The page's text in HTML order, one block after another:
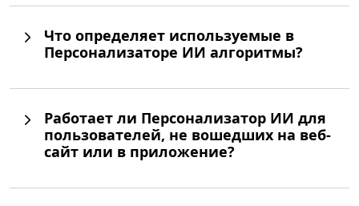
Что определяет используемые в
Персонализаторе ИИ алгоритмы?
Работает ли Персонализатор ИИ для
пользователей, не вошедших на веб-
сайт или в приложение?